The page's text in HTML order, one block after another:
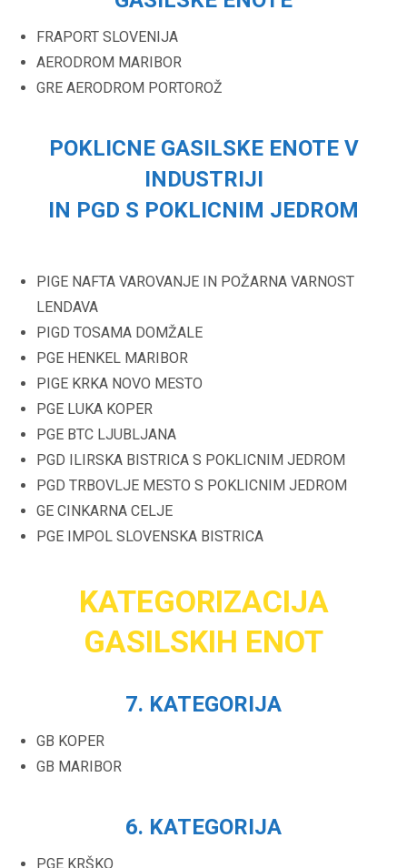
FRAPORT SLOVENIJA
AERODROM MARIBOR
GRE AERODROM PORTOROŽ
POKLICNE GASILSKE ENOTE V
INDUSTRIJI
IN PGD S POKLICNIM JEDROM
PIGE NAFTA VAROVANJE IN POŽARNA VARNOST
LENDAVA
PIGD TOSAMA DOMŽALE
PGE HENKEL MARIBOR
PIGE KRKA NOVO MESTO
PGE LUKA KOPER
PGE BTC LJUBLJANA
PGD ILIRSKA BISTRICA S POKLICNIM JEDROM
PGD TRBOVLJE MESTO S POKLICNIM JEDROM
GE CINKARNA CELJE
PGE IMPOL SLOVENSKA BISTRICA
KATEGORIZACIJA
GASILSKIH ENOT
7. KATEGORIJA
GB KOPER
GB MARIBOR
6. KATEGORIJA
PGE KRŠKO